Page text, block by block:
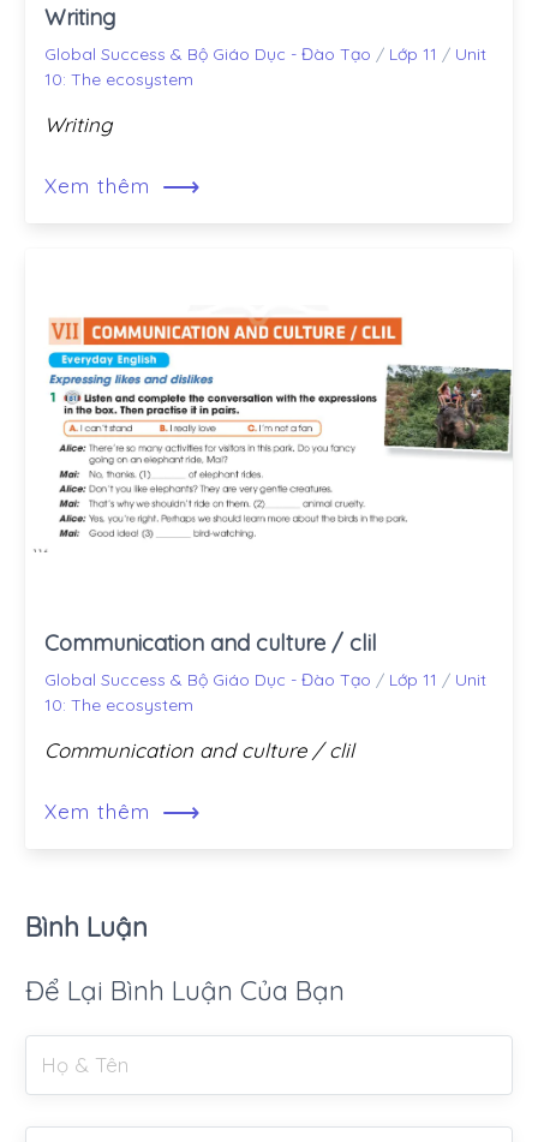
Writing
Global Success & Bộ Giáo Dục - Đào Tạo / Lớp 11 / Unit
10: The ecosystem
Writing
Xem thêm ⟶
Communication and culture / clil
Global Success & Bộ Giáo Dục - Đào Tạo / Lớp 11 / Unit
10: The ecosystem
Communication and culture / clil
Xem thêm ⟶
Bình Luận
Để Lại Bình Luận Của Bạn